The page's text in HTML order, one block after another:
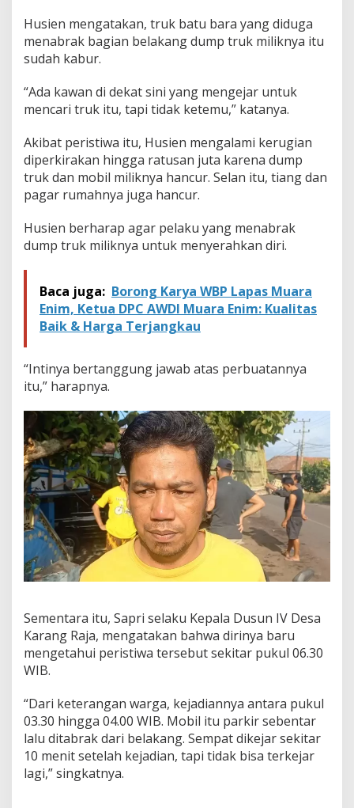
i
D
e
K
a
r
n
g
R
j
,
P
a
b
r
a
a
r
Husien mengatakan, truk batu bara yang diduga
menabrak bagian belakang dump truk miliknya itu
sudah kabur.
“Ada kawan di dekat sini yang mengejar untuk
mencari truk itu, tapi tidak ketemu,” katanya.
Akibat peristiwa itu, Husien mengalami kerugian
diperkirakan hingga ratusan juta karena dump
truk dan mobil miliknya hancur. Selan itu, tiang dan
pagar rumahnya juga hancur.
Husien berharap agar pelaku yang menabrak
dump truk miliknya untuk menyerahkan diri.
Baca juga: Borong Karya WBP Lapas Muara
Enim, Ketua DPC AWDI Muara Enim: Kualitas
Baik & Harga Terjangkau
“Intinya bertanggung jawab atas perbuatannya
itu,” harapnya.
Sementara itu, Sapri selaku Kepala Dusun IV Desa
Karang Raja, mengatakan bahwa dirinya baru
mengetahui peristiwa tersebut sekitar pukul 06.30
WIB.
“Dari keterangan warga, kejadiannya antara pukul
03.30 hingga 04.00 WIB. Mobil itu parkir sebentar
lalu ditabrak dari belakang. Sempat dikejar sekitar
10 menit setelah kejadian, tapi tidak bisa terkejar
lagi,” singkatnya.